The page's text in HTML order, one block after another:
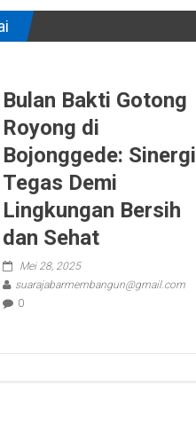
Bulan Bakti Gotong
Royong di
Bojonggede: Sinergi
Tegas Demi
Lingkungan Bersih
dan Sehat
Mei 28, 2025
suarajabarmembangun@gmail.com
0